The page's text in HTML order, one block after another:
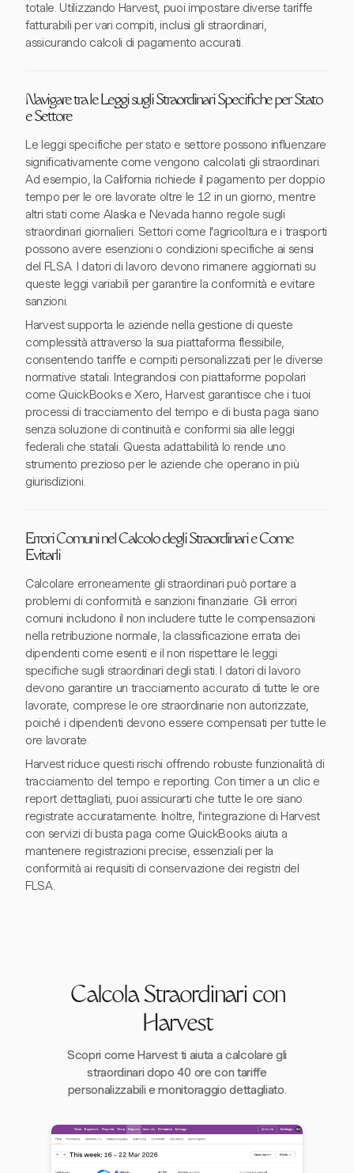
totale. Utilizzando Harvest, puoi impostare diverse tariffe
fatturabili per vari compiti, inclusi gli straordinari,
assicurando calcoli di pagamento accurati.
Navigare tra le Leggi sugli Straordinari Specifiche per Stato
e Settore
Le leggi specifiche per stato e settore possono influenzare
significativamente come vengono calcolati gli straordinari.
Ad esempio, la California richiede il pagamento per doppio
tempo per le ore lavorate oltre le 12 in un giorno, mentre
altri stati come Alaska e Nevada hanno regole sugli
straordinari giornalieri. Settori come l'agricoltura e i trasporti
possono avere esenzioni o condizioni specifiche ai sensi
del FLSA. I datori di lavoro devono rimanere aggiornati su
queste leggi variabili per garantire la conformità e evitare
sanzioni.
Harvest supporta le aziende nella gestione di queste
complessità attraverso la sua piattaforma flessibile,
consentendo tariffe e compiti personalizzati per le diverse
normative statali. Integrandosi con piattaforme popolari
come QuickBooks e Xero, Harvest garantisce che i tuoi
processi di tracciamento del tempo e di busta paga siano
senza soluzione di continuità e conformi sia alle leggi
federali che statali. Questa adattabilità lo rende uno
strumento prezioso per le aziende che operano in più
giurisdizioni.
Errori Comuni nel Calcolo degli Straordinari e Come
Evitarli
Calcolare erroneamente gli straordinari può portare a
problemi di conformità e sanzioni finanziarie. Gli errori
comuni includono il non includere tutte le compensazioni
nella retribuzione normale, la classificazione errata dei
dipendenti come esenti e il non rispettare le leggi
specifiche sugli straordinari degli stati. I datori di lavoro
devono garantire un tracciamento accurato di tutte le ore
lavorate, comprese le ore straordinarie non autorizzate,
poiché i dipendenti devono essere compensati per tutte le
ore lavorate.
Harvest riduce questi rischi offrendo robuste funzionalità di
tracciamento del tempo e reporting. Con timer a un clic e
report dettagliati, puoi assicurarti che tutte le ore siano
registrate accuratamente. Inoltre, l'integrazione di Harvest
con servizi di busta paga come QuickBooks aiuta a
mantenere registrazioni precise, essenziali per la
conformità ai requisiti di conservazione dei registri del
FLSA.
Calcola Straordinari con
Harvest
Scopri come Harvest ti aiuta a calcolare gli
straordinari dopo 40 ore con tariffe
personalizzabili e monitoraggio dettagliato.